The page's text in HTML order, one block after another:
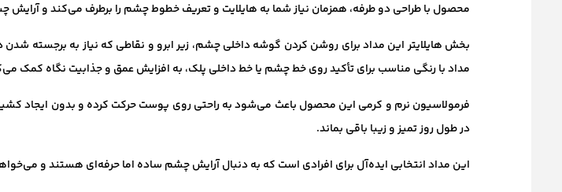
محصول با طراحی دو طرفه، همزمان نیاز شما به هایلایت و تعریف خطوط چشم را برطرف می‌کند و آرایش
بخش هایلایتر این مداد برای روشن کردن گوشه داخلی چشم، زیر ابرو و نقاطی که نیاز به
مداد با رنگی مناسب برای تأکید روی خط چشم یا خط داخلی پلک، به افزایش عمق و جذابیت نگاه کمک
فرمولاسیون نرم و کرمی این محصول باعث می‌شود به راحتی روی پوست حرکت کرده و بدون ایجاد
در طول روز تمیز و زیبا باقی بماند.
این مداد انتخابی ایده‌آل برای افرادی است که به دنبال آرایش چشم ساده اما حرفه‌ای هستند و